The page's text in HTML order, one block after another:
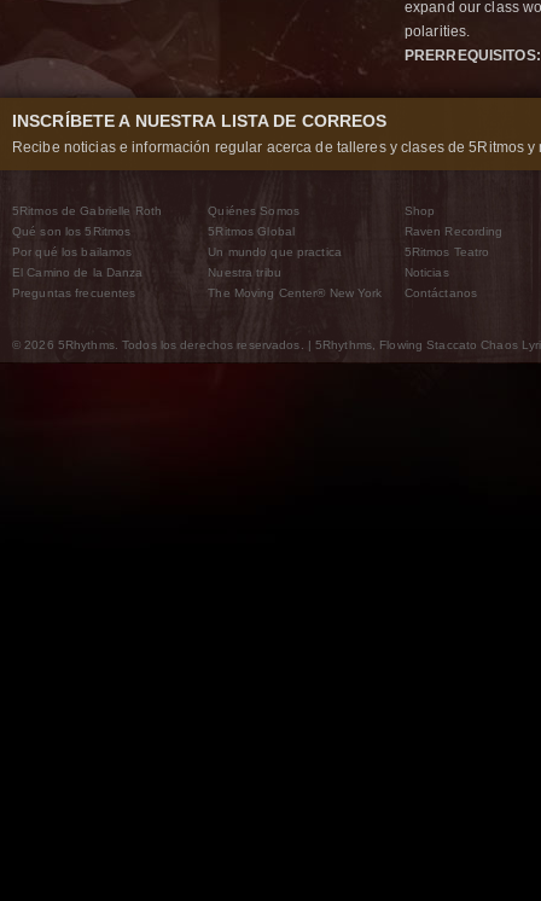
expand our class
polarities.
PRERREQUISITOS:
INSCRÍBETE A NUESTRA LISTA DE CORREOS
Recibe noticias e información regular acerca de talleres y clases de 5Ritmos y
5Ritmos de Gabrielle Roth
Qué son los 5Ritmos
Por qué los bailamos
El Camino de la Danza
Preguntas frecuentes
Quiénes Somos
5Ritmos Global
Un mundo que practica
Nuestra tribu
The Moving Center® New York
Shop
Raven Recording
5Ritmos Teatro
Noticias
Contáctanos
© 2026 5Rhythms. Todos los derechos reservados. | 5Rhythms, Flowing Staccato Chaos